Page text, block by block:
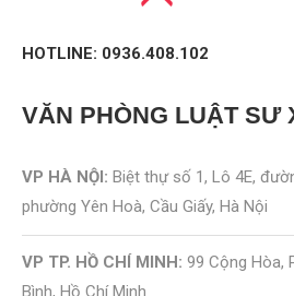
HOTLINE: 0936.408.102
VĂN PHÒNG LUẬT SƯ
VP HÀ NỘI: Biệt thự số 1, Lô 4E,
phường Yên Hoà, Cầu Giấy, Hà Nội
VP TP. HỒ CHÍ MINH: 99 Cộng Hòa,
Bình, Hồ Chí Minh